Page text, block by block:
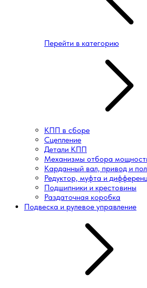
Перейти в категорию
КПП в сборе
Сцепление
Детали КПП
Механизмы отбора
Карданный вал, привод и
Редуктор, муфта и
Подшипники и крестовины
Раздаточная коробка
Подвеска и рулевое управление